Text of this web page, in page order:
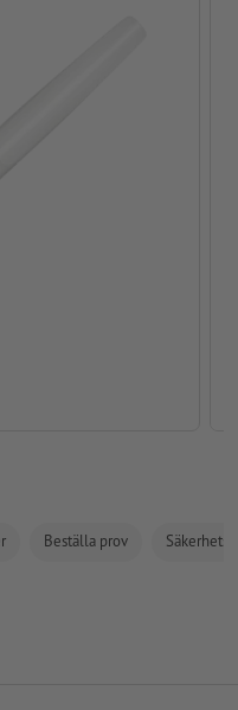
Beställa prov